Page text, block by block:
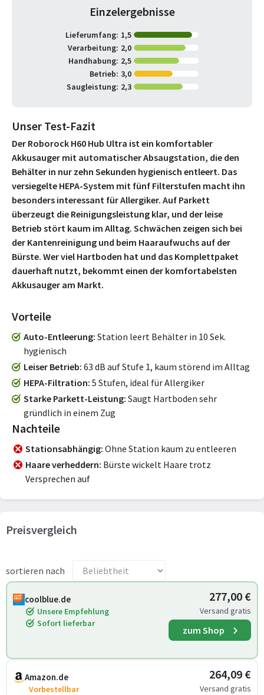
Einzelergebnisse
Lieferumfang: 1,5
Verarbeitung: 2,0
Handhabung: 2,5
Betrieb: 3,0
Saugleistung: 2,3
Unser Test-Fazit
Der Roborock H60 Hub Ultra ist ein komfortabler
Akkusauger mit automatischer Absaugstation, die den
Behälter in nur zehn Sekunden hygienisch entleert. Das
versiegelte HEPA-System mit fünf Filterstufen macht ihn
besonders interessant für Allergiker. Auf Parkett
überzeugt die Reinigungsleistung klar, und der leise
Betrieb stört kaum im Alltag. Schwächen zeigen sich bei
der Kantenreinigung und beim Haaraufwuchs auf der
Bürste. Wer viel Hartboden hat und das Komplettpaket
dauerhaft nutzt, bekommt einen der komfortabelsten
Akkusauger am Markt.
Vorteile
Auto-Entleerung Station leert Behälter in 10 Sek.
hygienisch
Leiser Betrieb 63 dB auf Stufe 1, kaum störend im Alltag
HEPA-Filtration 5 Stufen, ideal für Allergiker
Starke Parkett-Leistung Saugt Hartboden sehr
gründlich in einem Zug
Nachteile
Stationsabhängig Ohne Station kaum zu entleeren
Haare verheddern Bürste wickelt Haare trotz
Versprechen auf
Preisvergleich
sortieren nach
coolblue.de
Unsere Empfehlung
Sofort lieferbar
277,00 €
Versand gratis
zum Shop
Amazon.de
Vorbestellbar
264,09 €
Versand gratis